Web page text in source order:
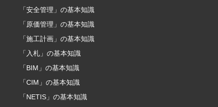
「安全管理」の基本知識
「原価管理」の基本知識
「施工計画」の基本知識
「入札」の基本知識
「BIM」の基本知識
「CIM」の基本知識
「NETIS」の基本知識